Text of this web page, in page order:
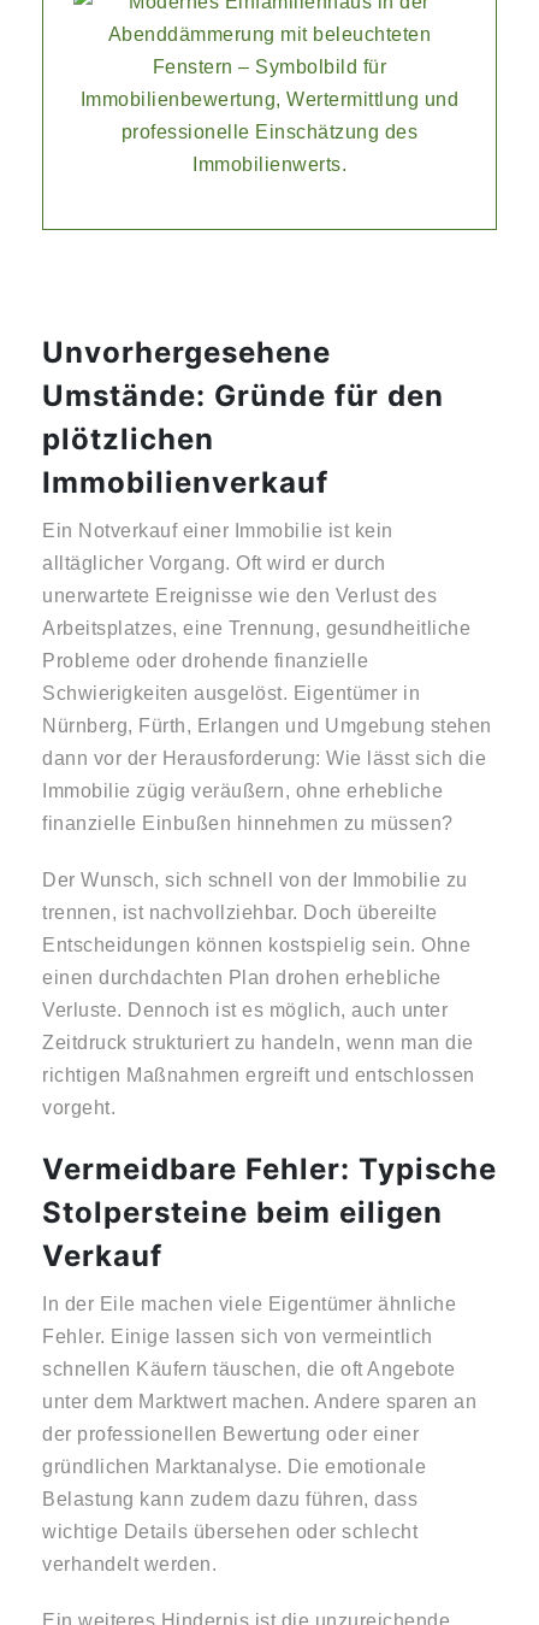
Unvorhergesehene
Umstände: Gründe für den
plötzlichen
Immobilienverkauf
Ein Notverkauf einer Immobilie ist kein
alltäglicher Vorgang. Oft wird er durch
unerwartete Ereignisse wie den Verlust des
Arbeitsplatzes, eine Trennung, gesundheitliche
Probleme oder drohende finanzielle
Schwierigkeiten ausgelöst. Eigentümer in
Nürnberg, Fürth, Erlangen und Umgebung stehen
dann vor der Herausforderung: Wie lässt sich die
Immobilie zügig veräußern, ohne erhebliche
finanzielle Einbußen hinnehmen zu müssen?
Der Wunsch, sich schnell von der Immobilie zu
trennen, ist nachvollziehbar. Doch übereilte
Entscheidungen können kostspielig sein. Ohne
einen durchdachten Plan drohen erhebliche
Verluste. Dennoch ist es möglich, auch unter
Zeitdruck strukturiert zu handeln, wenn man die
richtigen Maßnahmen ergreift und entschlossen
vorgeht.
Vermeidbare Fehler: Typische
Stolpersteine beim eiligen
Verkauf
In der Eile machen viele Eigentümer ähnliche
Fehler. Einige lassen sich von vermeintlich
schnellen Käufern täuschen, die oft Angebote
unter dem Marktwert machen. Andere sparen an
der professionellen Bewertung oder einer
gründlichen Marktanalyse. Die emotionale
Belastung kann zudem dazu führen, dass
wichtige Details übersehen oder schlecht
verhandelt werden.
Ein weiteres Hindernis ist die unzureichende